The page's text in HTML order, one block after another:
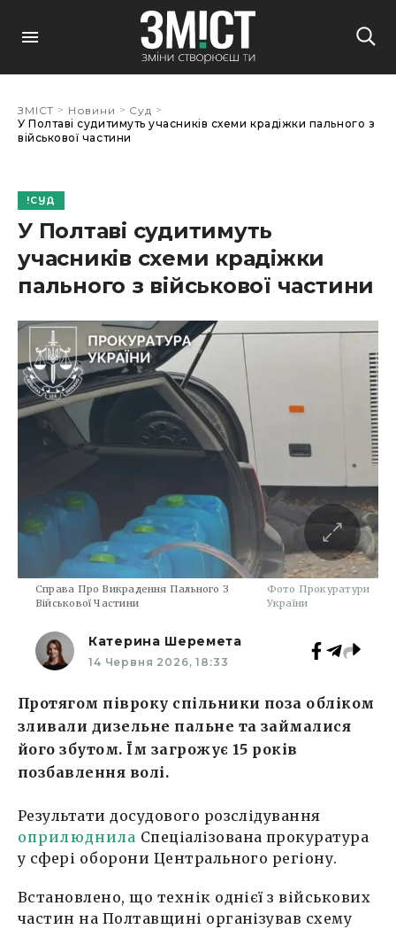
ЗМІСТ > Новини > Суд >
У Полтаві судитимуть учасників схеми крадіжки пального з
військової частини
СУД
У Полтаві судитимуть
учасників схеми крадіжки
пального з військової частини
Справа Про Викрадення Пального З
Військової Частини
Фото Прокуратури
України
Катерина Шеремета
14 Червня 2026, 18:33
Протягом півроку спільники поза обліком
зливали дизельне пальне та займалися
його збутом. Їм загрожує 15 років
позбавлення волі.
Результати досудового розслідування
оприлюднила Спеціалізована прокуратура
у сфері оборони Центрального регіону.
Встановлено, що технік однієї з військових
частин на Полтавщині організував схему